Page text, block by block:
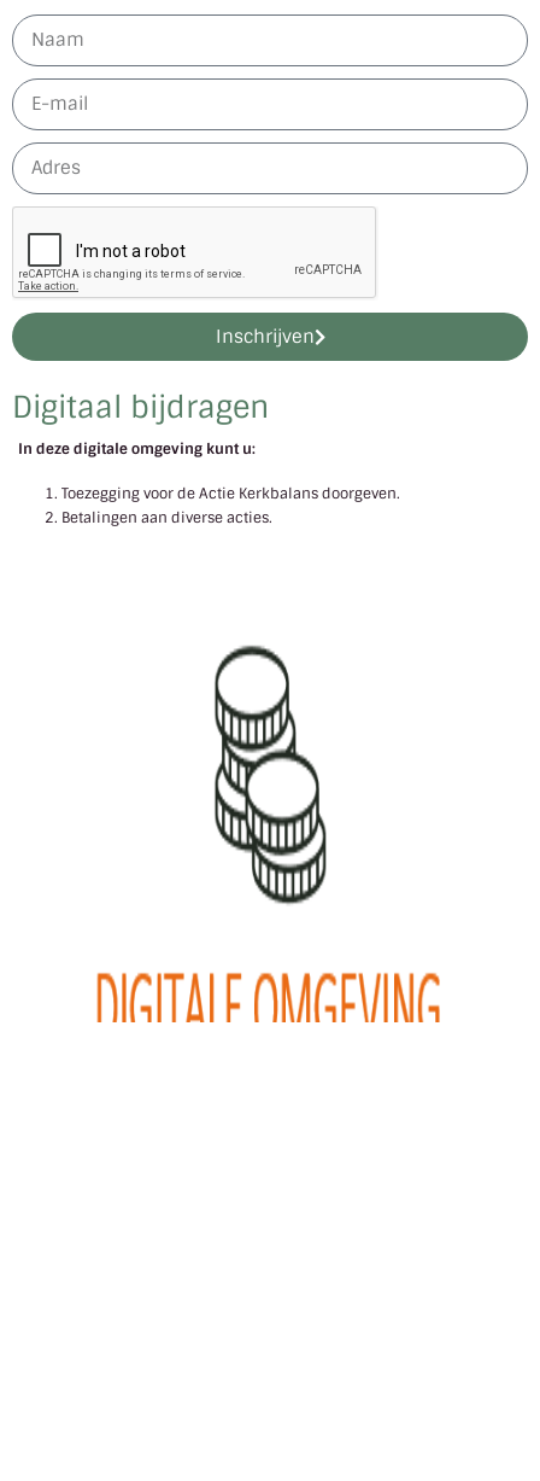
Digitaal bijdragen
In deze digitale omgeving kunt u:
Toezegging voor de Actie Kerkbalans doorgeven.
Betalingen aan diverse acties.
Inschrijven